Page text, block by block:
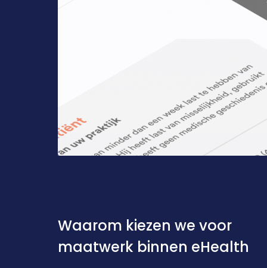
Waarom kiezen we voor
maatwerk binnen eHealth